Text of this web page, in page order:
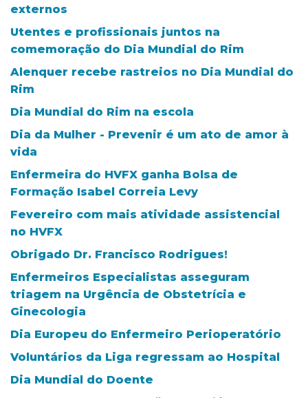
externos
Utentes e profissionais juntos na
comemoração do Dia Mundial do Rim
Alenquer recebe rastreios no Dia Mundial do
Rim
Dia Mundial do Rim na escola
Dia da Mulher - Prevenir é um ato de amor à
vida
Enfermeira do HVFX ganha Bolsa de
Formação Isabel Correia Levy
Fevereiro com mais atividade assistencial
no HVFX
Obrigado Dr. Francisco Rodrigues!
Enfermeiros Especialistas asseguram
triagem na Urgência de Obstetrícia e
Ginecologia
Dia Europeu do Enfermeiro Perioperatório
Voluntários da Liga regressam ao Hospital
Dia Mundial do Doente